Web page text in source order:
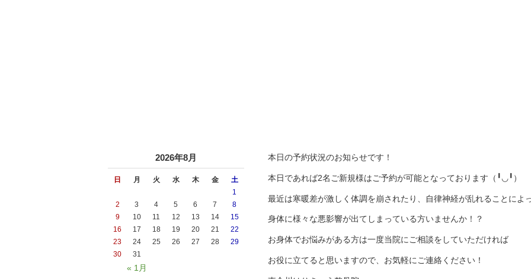
本日の予約状況のお知らせです！
本日であれば2名ご新規様はご予約が可能となっております（╹◡╹）
最近は寒暖差が激しく体調を崩されたり、自律神経が乱れることによ
身体に様々な悪影響が出てしまっている方いませんか！？
お身体でお悩みがある方は一度当院にご相談をしていただければ
お役に立てると思いますので、お気軽にご連絡ください！
2026年8月
日 月 火 水 木 金 土
« 1月
1
2
3 4 5 6 7
8
9
10 11 12 13 14
15
16
17 18 19 20 21
22
23
24 25 26 27 28
29
30
31